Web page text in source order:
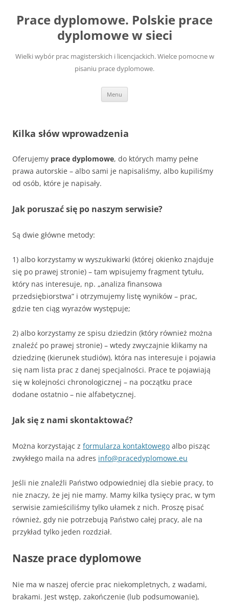
treści
Prace dyplomowe. Polskie prace
dyplomowe w sieci
Wielki wybór prac magisterskich i licencjackich. Wielce pomocne w
pisaniu prace dyplomowe.
Menu
Kilka słów wprowadzenia
Oferujemy prace dyplomowe, do których mamy pełne
prawa autorskie – albo sami je napisaliśmy, albo kupiliśmy
od osób, które je napisały.
Jak poruszać się po naszym serwisie?
Są dwie główne metody:
1) albo korzystamy w wyszukiwarki (której okienko znajduje
się po prawej stronie) – tam wpisujemy fragment tytułu,
który nas interesuje, np. „analiza finansowa
przedsiębiorstwa” i otrzymujemy listę wyników – prac,
gdzie ten ciąg wyrazów występuje;
2) albo korzystamy ze spisu dziedzin (który również można
znaleźć po prawej stronie) – wtedy zwyczajnie klikamy na
dziedzinę (kierunek studiów), która nas interesuje i pojawia
się nam lista prac z danej specjalności. Prace te pojawiają
się w kolejności chronologicznej – na początku prace
dodane ostatnio – nie alfabetycznej.
Jak się z nami skontaktować?
Można korzystając z formularza kontaktowego albo pisząc
zwykłego maila na adres info@pracedyplomowe.eu
Jeśli nie znaleźli Państwo odpowiedniej dla siebie pracy, to
nie znaczy, że jej nie mamy. Mamy kilka tysięcy prac, w tym
serwisie zamieściliśmy tylko ułamek z nich. Proszę pisać
również, gdy nie potrzebują Państwo całej pracy, ale na
przykład tylko jeden rozdział.
Nasze prace dyplomowe
Nie ma w naszej ofercie prac niekompletnych, z wadami,
brakami. Jest wstęp, zakończenie (lub podsumowanie),